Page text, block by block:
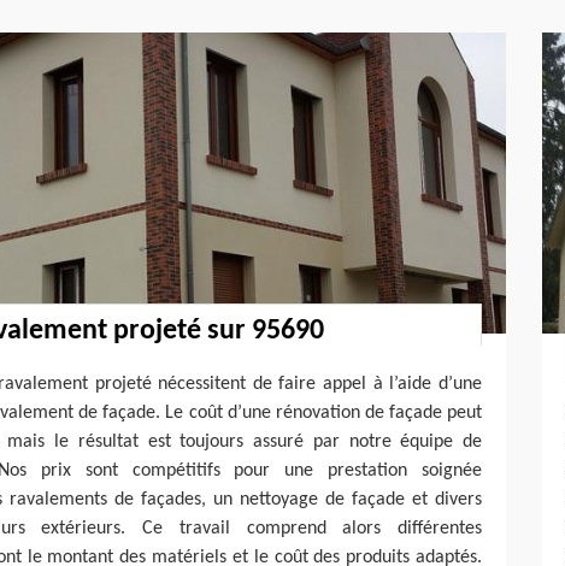
projeté sur 95690
projeté nécessitent de faire appel à l’aide d’une
de façade. Le coût d’une rénovation de façade peut
mais le résultat est toujours assuré par notre équipe de
Nos prix sont compétitifs pour une prestation soignée
ravalements de façades, un nettoyage de façade et divers
extérieurs. Ce travail comprend alors différentes
le montant des matériels et le coût des produits adaptés.